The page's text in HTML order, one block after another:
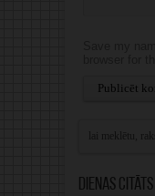
Dienas citāts